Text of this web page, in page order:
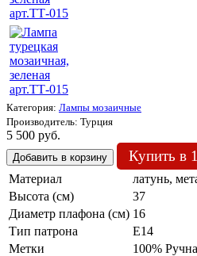
Категория: Лампы мозаичные
Производитель: Турция
5 500 руб.
Купить в
Материал
латунь,
Высота (см)
37
Диаметр плафона (см) 16
Тип патрона
Е14
Метки
100%